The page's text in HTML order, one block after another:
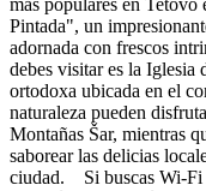
más populares en
Pintada", un
adornada con frescos
debes visitar es la Iglesia
ortodoxa ubicada en el
naturaleza pueden
Montañas Šar, mientras
saborear las delicias
ciudad. Si buscas Wi-Fi